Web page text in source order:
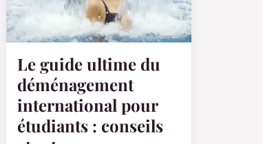
Le guide ultime du
déménagement
international pour
étudiants : conseils